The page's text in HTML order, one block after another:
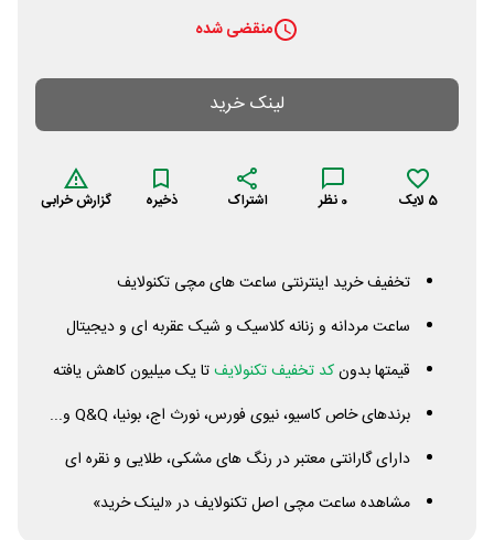
منقضی شده
لینک خرید
5 لایک 0 نظر اشتراک ذخیره گزارش خرابی
تخفیف خرید اینترنتی ساعت های مچی تکنولایف
ساعت مردانه و زنانه کلاسیک و شیک عقربه ای و دیجیتال
قیمتها بدونکد تخفیف تکنولایفتا یک میلیون کاهش یافته
برندهای خاص کاسیو، نیوی فورس، نورث اج، بونیا، Q&Q و...
دارای گارانتی معتبر در رنگ های مشکی، طلایی و نقره ای
مشاهده ساعت مچی اصل تکنولایف در «لینک خرید»